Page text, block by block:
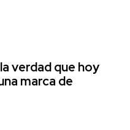
verdad que hoy
marca de